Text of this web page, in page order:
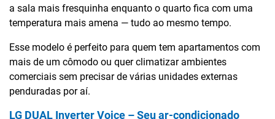
a sala mais fresquinha enquanto o quarto fica com uma
temperatura mais amena — tudo ao mesmo tempo.
Esse modelo é perfeito para quem tem apartamentos com
mais de um cômodo ou quer climatizar ambientes
comerciais sem precisar de várias unidades externas
penduradas por aí.
LG DUAL Inverter Voice – Seu ar-condicionado